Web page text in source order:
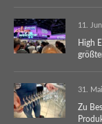
11.
High
31.
Zu